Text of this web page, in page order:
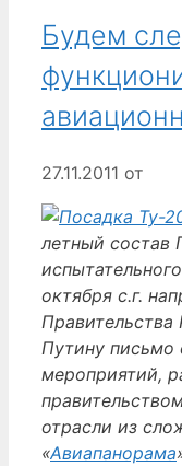
Будем
27.11.2011 от
летный состав
октября с.г.
Путину письмо
мероприятий,
отрасли из
«Авиапанорама